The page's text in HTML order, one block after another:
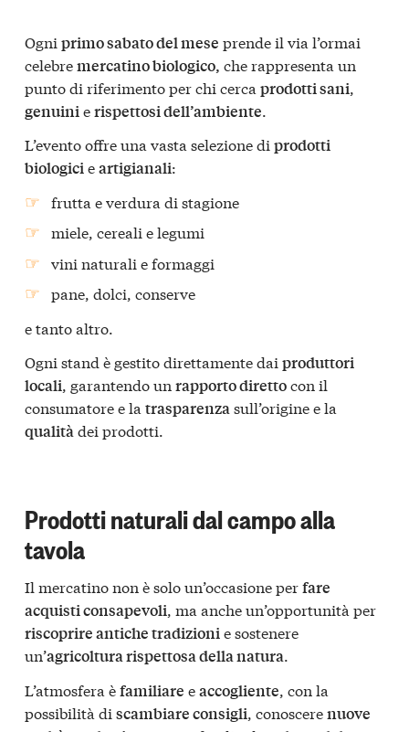
Ogni primo sabato del mese prende il via l’ormai
celebremercatino biologico, che rappresenta un
punto di riferimento per chi cerca prodotti sani,
genuinierispettosi dell’ambiente.
L’evento offre una vasta selezione di prodotti
biologicieartigianali:
frutta e verdura di stagione
miele, cereali e legumi
vini naturali e formaggi
pane, dolci, conserve
e tanto altro.
Ogni stand è gestito direttamente dai produttori
locali, garantendo un rapporto direttocon il
consumatore e la trasparenzasull’origine e la
qualitàdei prodotti.
Prodotti naturali dal campo alla
tavola
Il mercatino non è solo un’occasione perfare
acquisti consapevoli, ma anche un’opportunità per
riscoprire antiche tradizionie sostenere
un’agricoltura rispettosa della natura.
L’atmosfera èfamiliare eaccogliente, con la
possibilità di scambiare consigli, conoscerenuove